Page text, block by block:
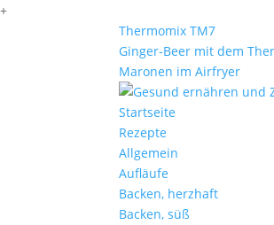
+
Thermomix TM7
Ginger-Beer mit dem
Maronen im Airfryer
Startseite
Rezepte
Allgemein
Aufläufe
Backen, herzhaft
Backen, süß